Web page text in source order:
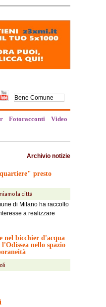
Fotoracconti Video
Archivio notizie
presto
la città
di Milano ha raccolto
a realizzare
nel bicchier d'acqua
nello spazio